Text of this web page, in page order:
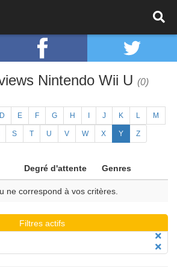
Nintendo Wii U (0)
D E F G H J K L M
S T U V W X Y Z
Degré d'attente Genres
ne correspond à vos critères.
Filtres actifs